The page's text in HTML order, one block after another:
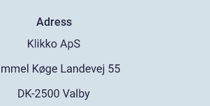
Adress